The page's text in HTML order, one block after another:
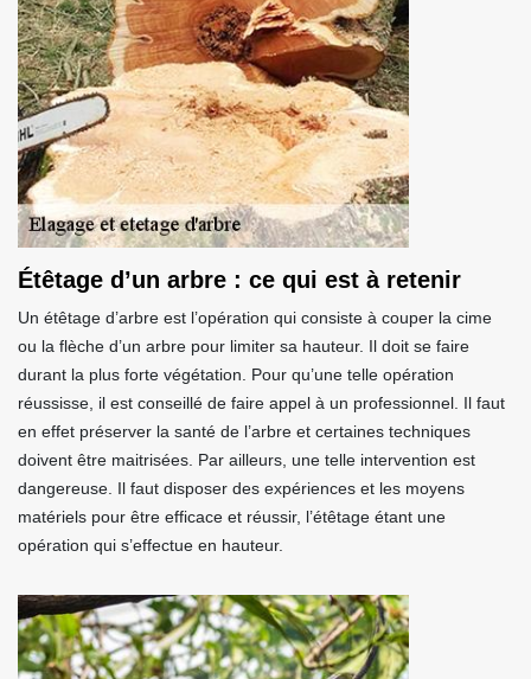
Étêtage d’un arbre : ce qui est à retenir
Un étêtage d’arbre est l’opération qui consiste à couper la cime
ou la flèche d’un arbre pour limiter sa hauteur. Il doit se faire
durant la plus forte végétation. Pour qu’une telle opération
réussisse, il est conseillé de faire appel à un professionnel. Il faut
en effet préserver la santé de l’arbre et certaines techniques
doivent être maitrisées. Par ailleurs, une telle intervention est
dangereuse. Il faut disposer des expériences et les moyens
matériels pour être efficace et réussir, l’étêtage étant une
opération qui s’effectue en hauteur.